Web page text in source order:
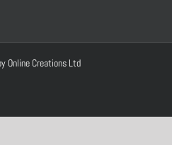
Online Creations Ltd